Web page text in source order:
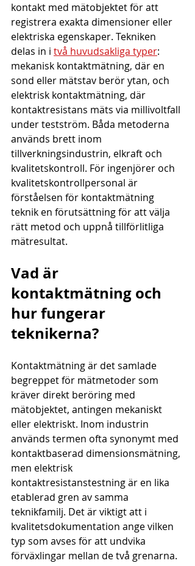
kontakt med mätobjektet för att
registrera exakta dimensioner eller
elektriska egenskaper. Tekniken
delas in i två huvudsakliga typer:
mekanisk kontaktmätning, där en
sond eller mätstav berör ytan, och
elektrisk kontaktmätning, där
kontaktresistans mäts via millivoltfall
under testström. Båda metoderna
används brett inom
tillverkningsindustrin, elkraft och
kvalitetskontroll. För ingenjörer och
kvalitetskontrollpersonal är
förståelsen för kontaktmätning
teknik en förutsättning för att välja
rätt metod och uppnå tillförlitliga
mätresultat.
Vad är
kontaktmätning och
hur fungerar
teknikerna?
Kontaktmätning är det samlade
begreppet för mätmetoder som
kräver direkt beröring med
mätobjektet, antingen mekaniskt
eller elektriskt. Inom industrin
används termen ofta synonymt med
kontaktbaserad dimensionsmätning,
men elektrisk
kontaktresistanstestning är en lika
etablerad gren av samma
teknikfamilj. Det är viktigt att i
kvalitetsdokumentation ange vilken
typ som avses för att undvika
förväxlingar mellan de två grenarna.